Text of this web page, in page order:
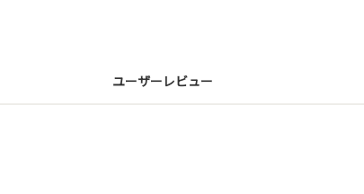
ユーザーレビュー